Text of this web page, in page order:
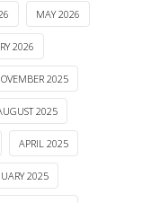
MAY 2026
2026
2025
2025
APRIL 2025
2025